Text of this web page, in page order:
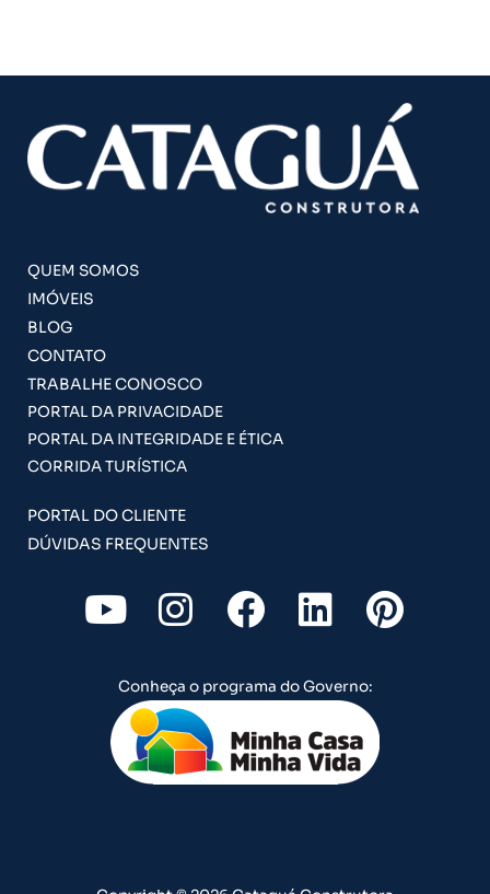
QUEM SOMOS
IMÓVEIS
BLOG
CONTATO
TRABALHE CONOSCO
PORTAL DA PRIVACIDADE
PORTAL DA INTEGRIDADE E ÉTICA
CORRIDA TURÍSTICA
PORTAL DO CLIENTE
DÚVIDAS FREQUENTES
Y
o
u
t
u
b
I
n
s
t
a
g
F
a
c
e
b
o
L
i
n
k
e
d
P
i
Conheça o programa do Governo: